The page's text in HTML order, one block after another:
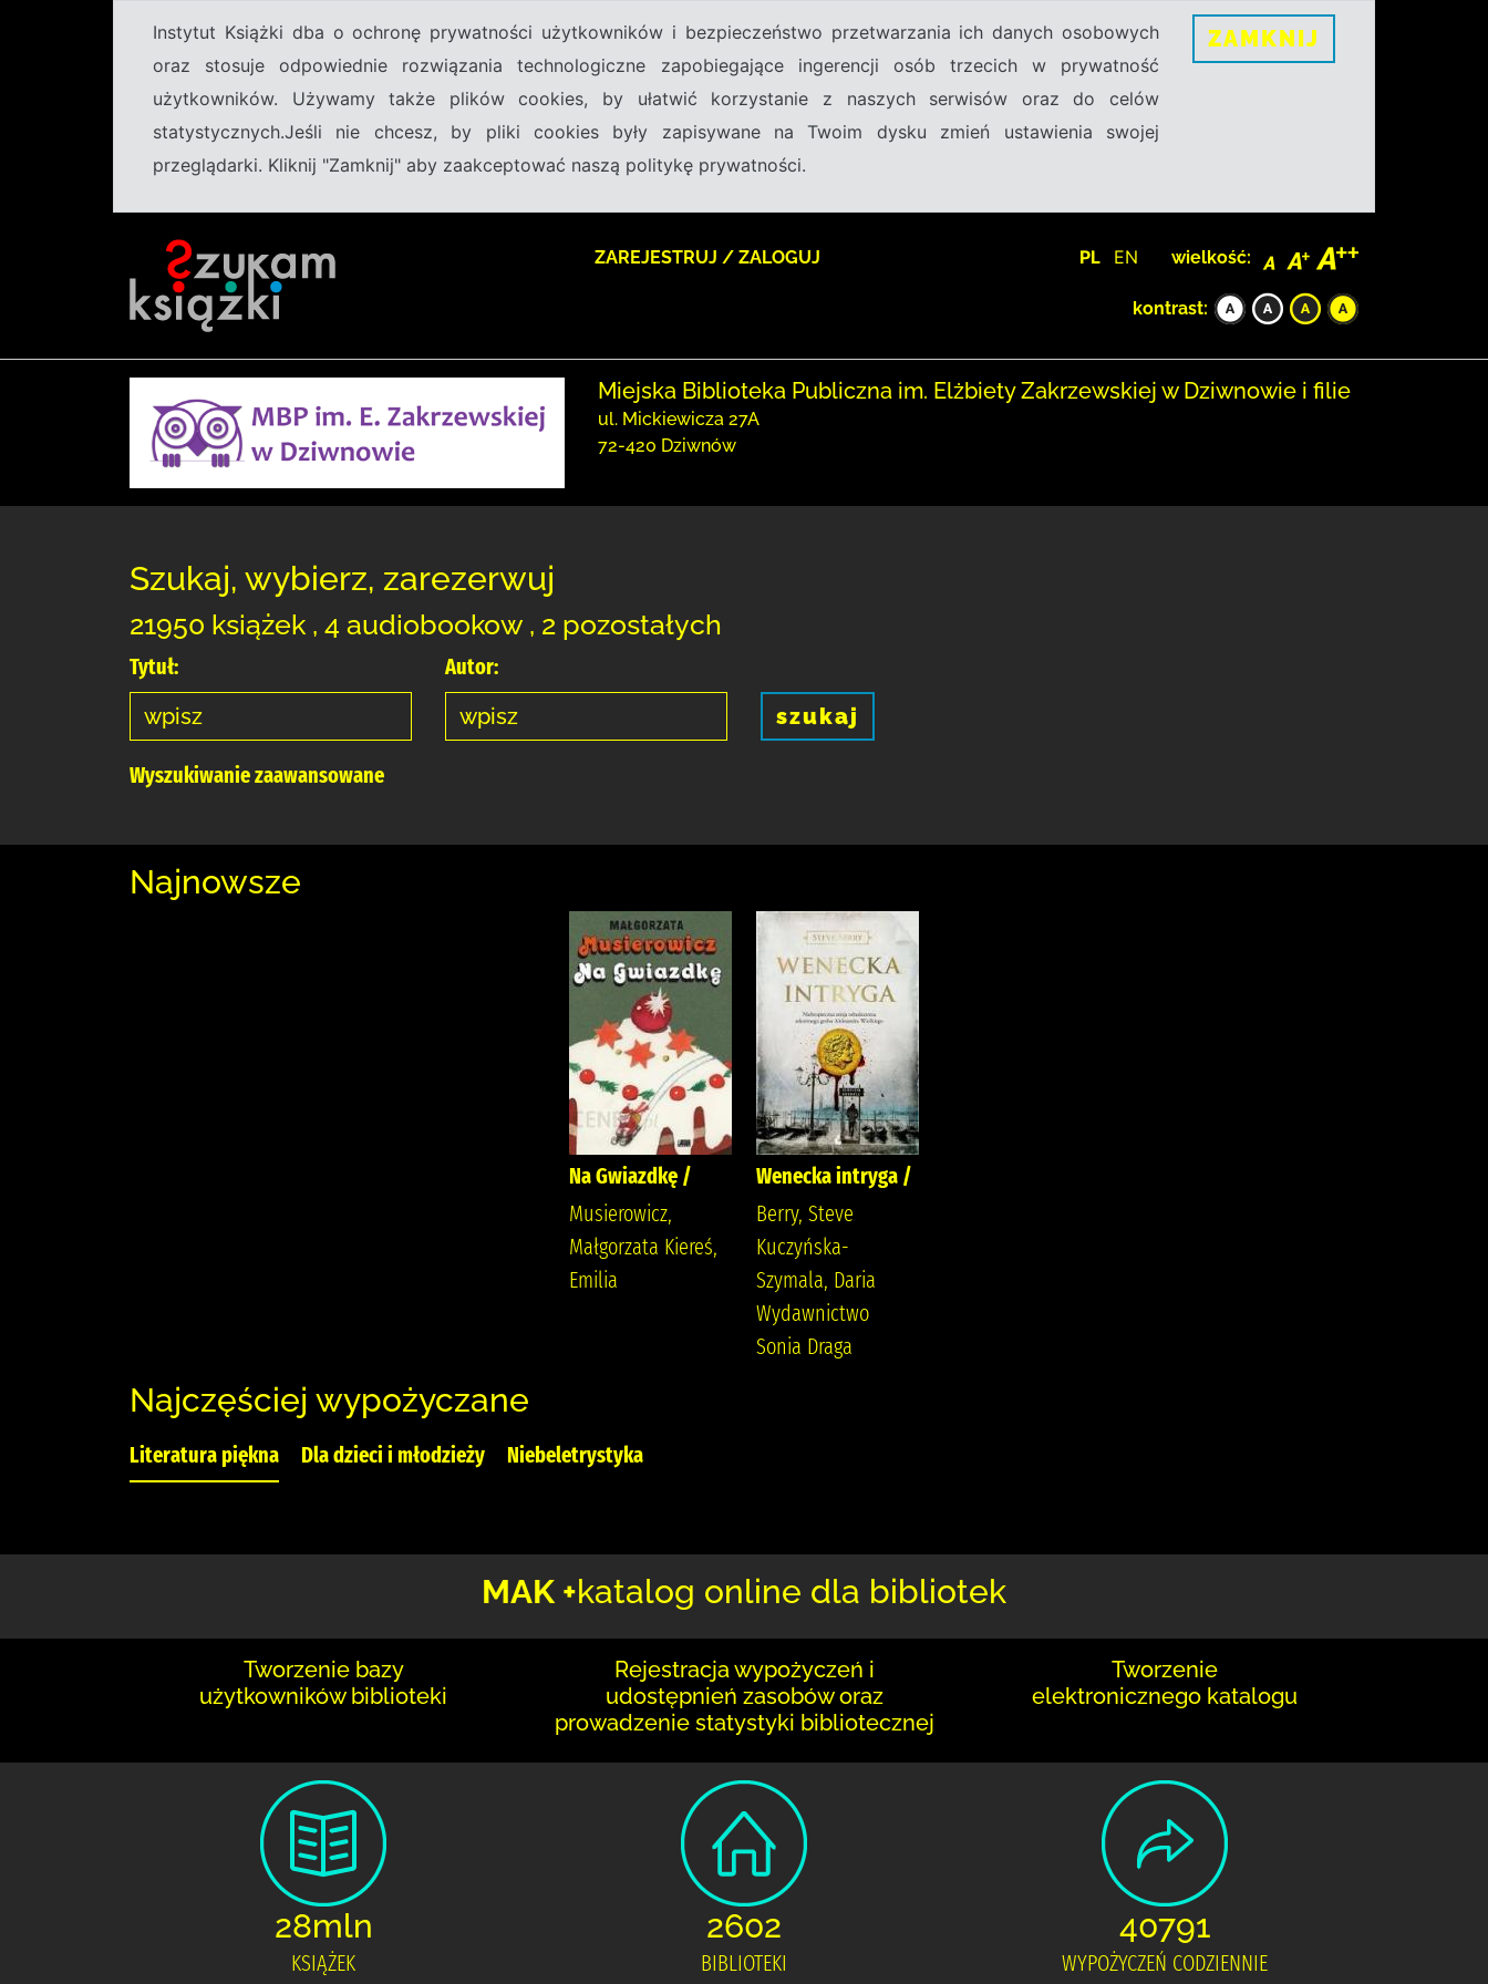
Instytut Książki dba o ochronę prywatności użytkowników i bezpieczeństwo przetwarzania ich danych osobowych
oraz stosuje odpowiednie rozwiązania technologiczne zapobiegające ingerencji osób trzecich w prywatność
użytkowników. Używamy także plików cookies, by ułatwić korzystanie z naszych serwisów oraz do celów
statystycznych.Jeśli nie chcesz, by pliki cookies były zapisywane na Twoim dysku zmień ustawienia swojej
przeglądarki. Kliknij "Zamknij" aby zaakceptować naszą politykę prywatności.
ZAMKNIJ
ZAREJESTRUJ / ZALOGUJ PL EN wielkość:
kontrast:
Miejska Biblioteka Publiczna im. Elżbiety Zakrzewskiej w Dziwnowie i filie
ul. Mickiewicza 27A
72-420 Dziwnów
Szukaj, wybierz, zarezerwuj
21950 książek , 4 audiobookow , 2 pozostałych
Tytuł:
Autor:
szukaj
Wyszukiwanie zaawansowane
Najnowsze
Na Gwiazdkę /
Musierowicz,
Małgorzata Kiereś,
Emilia
Wenecka intryga /
Berry, Steve
Kuczyńska-
Szymala, Daria
Wydawnictwo
Sonia Draga
Najczęściej wypożyczane
Literatura piękna Dla dzieci i młodzieży Niebeletrystyka
MAK +katalog online dla bibliotek
Tworzenie bazy
użytkowników biblioteki
Rejestracja wypożyczeń i
udostępnień zasobów oraz
prowadzenie statystyki bibliotecznej
Tworzenie
elektronicznego katalogu
28mln
KSIĄŻEK
2602
BIBLIOTEKI
40791
WYPOŻYCZEŃ CODZIENNIE